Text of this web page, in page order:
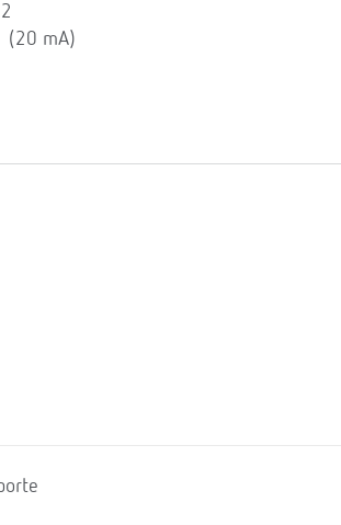
(20 mA)